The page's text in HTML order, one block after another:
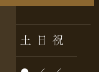
土 日 祝